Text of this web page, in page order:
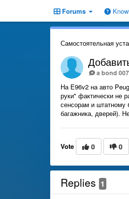
Forums
Самостоятельная
a bond 007
На E96v2 на авто
руки" фактически не
сенсорам и штатному
багажника, дверей).
Vote 0 0
Replies 1